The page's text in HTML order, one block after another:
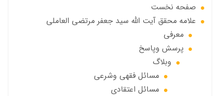
صفحه نخست
علامه محقق آیت الله سید جعفر مرتضی العاملی
معرفی
پرسش وپاسخ
وبلاگ
مسائل فقهي وشرعي
مسائل اعتقادی